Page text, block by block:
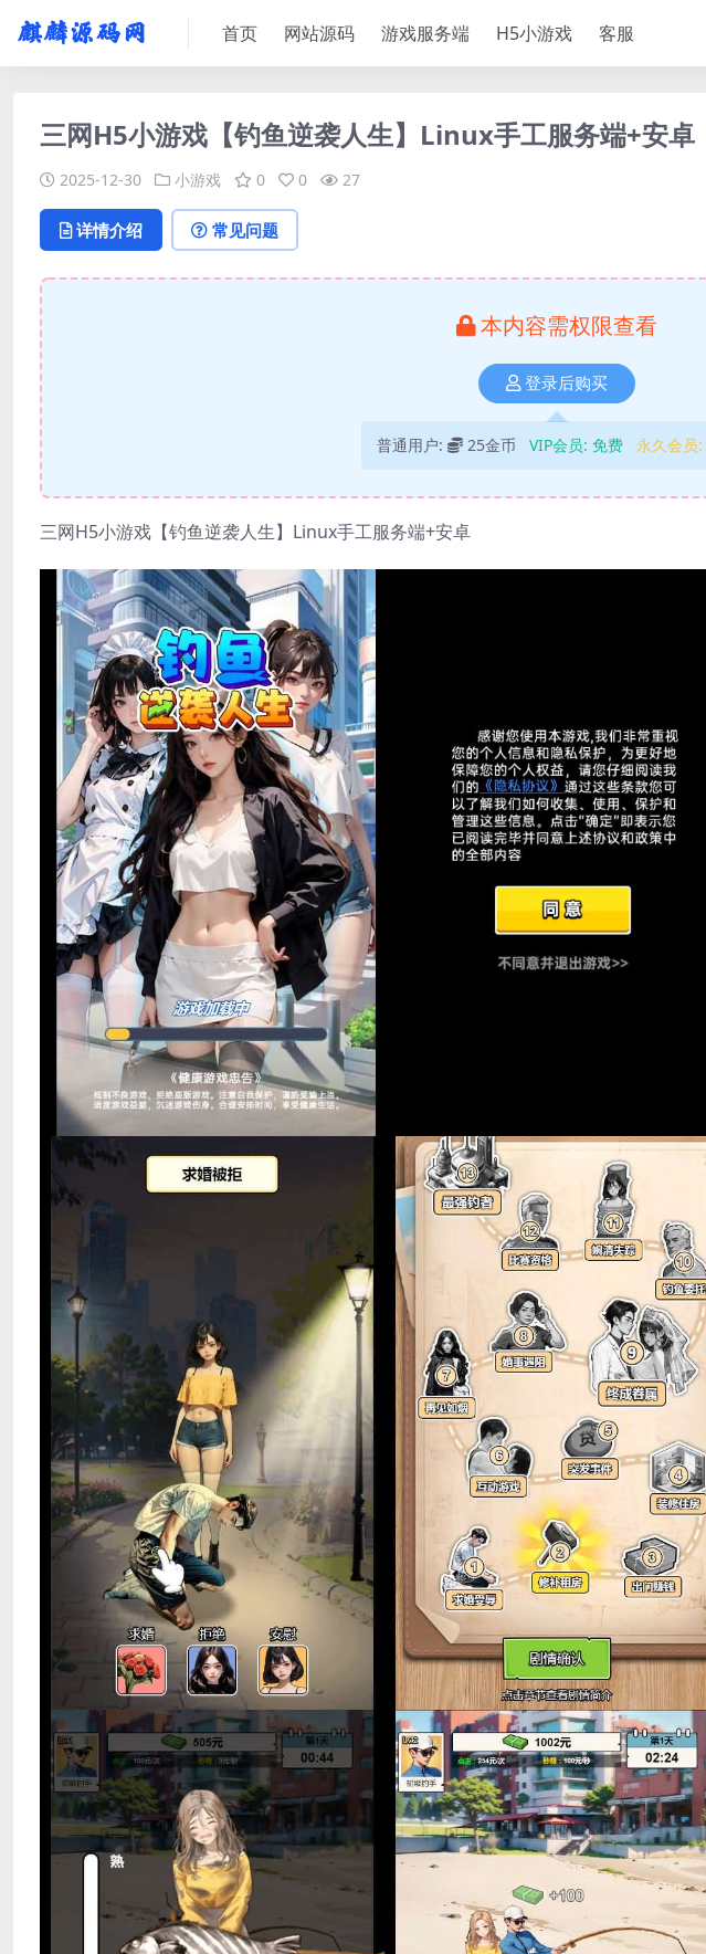
首页 网站源码 游戏服务端 H5小游戏 客服
三网H5小游戏【钓鱼逆袭人生】Linux手工服务端+安卓
2025-12-30 小游戏 0 0 27
详情介绍 常见问题
本内容需权限查看
登录后购买
普通用户: 25金币 VIP会员: 免费 永久会员:
三网H5小游戏【钓鱼逆袭人生】Linux手工服务端+安卓